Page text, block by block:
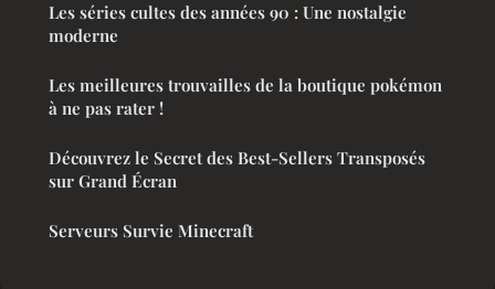
Les séries cultes des années 90 : Une nostalgie
moderne
Les meilleures trouvailles de la boutique pokémon
à ne pas rater !
Découvrez le Secret des Best-Sellers Transposés
sur Grand Écran
Serveurs Survie Minecraft